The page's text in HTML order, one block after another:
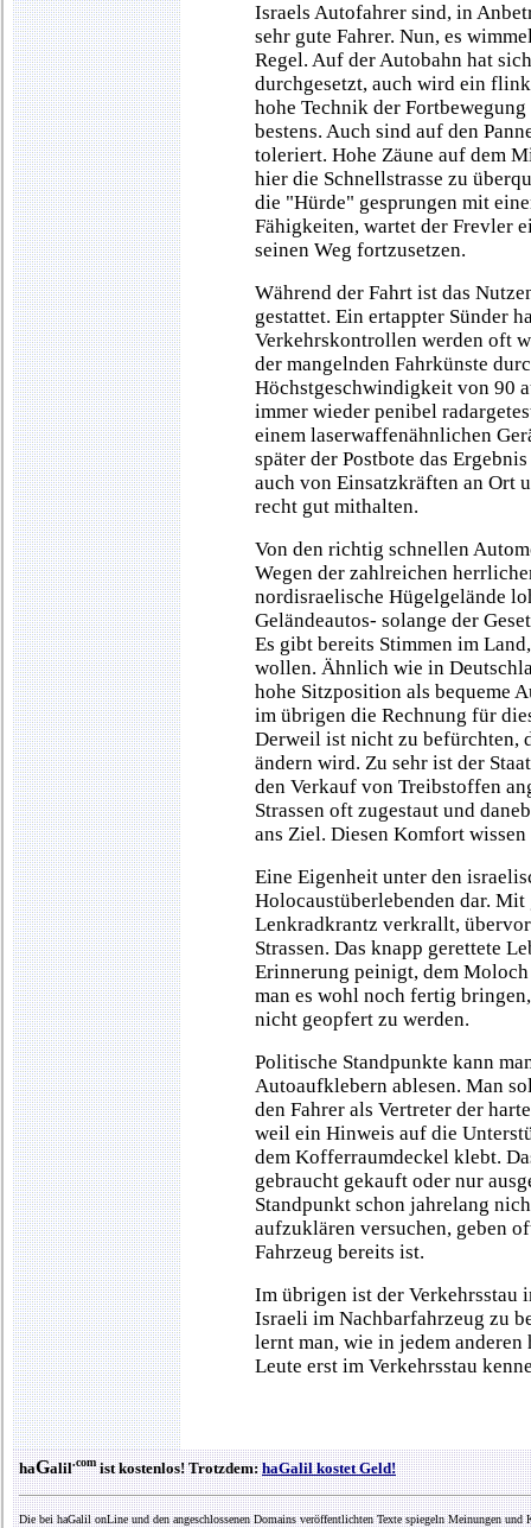
Israels Autofahrer sind, in
sehr gute Fahrer. Nun, es
Regel. Auf der Autobahn hat
durchgesetzt, auch wird ein
hohe Technik der
bestens. Auch sind auf den
toleriert. Hohe Zäune auf dem
hier die Schnellstrasse zu
die "Hürde" gesprungen mit
Fähigkeiten, wartet der Frevler
seinen Weg fortzusetzen.
Während der Fahrt ist das
gestattet. Ein ertappter Sünder
Verkehrskontrollen werden oft
der mangelnden Fahrkünste
Höchstgeschwindigkeit von 90
immer wieder penibel
einem laserwaffenähnlichen
später der Postbote das
auch von Einsatzkräften an Ort
recht gut mithalten.
Von den richtig schnellen
Wegen der zahlreichen
nordisraelische Hügelgelände
Geländeautos- solange der
Es gibt bereits Stimmen im
wollen. Ähnlich wie in
hohe Sitzposition als bequeme
im übrigen die Rechnung für
Derweil ist nicht zu befürchten,
ändern wird. Zu sehr ist der
den Verkauf von Treibstoffen
Strassen oft zugestaut und
ans Ziel. Diesen Komfort
Eine Eigenheit unter den
Holocaustüberlebenden dar.
Lenkradkrantz verkrallt,
Strassen. Das knapp gerettete
Erinnerung peinigt, dem
man es wohl noch fertig
nicht geopfert zu werden.
Politische Standpunkte kann
Autoaufklebern ablesen. Man
den Fahrer als Vertreter der
weil ein Hinweis auf die
dem Kofferraumdeckel klebt.
gebraucht gekauft oder nur
Standpunkt schon jahrelang
aufzuklären versuchen, geben
Fahrzeug bereits ist.
Im übrigen ist der Verkehrsstau
Israeli im Nachbarfahrzeug zu
lernt man, wie in jedem
Leute erst im Verkehrsstau
haGalil.comist kostenlos! Trotzdem:haGalil kostet Geld!
Die bei haGalil onLine und den angeschlossenen Domains veröffentlichten Texte spiegeln Meinungen und